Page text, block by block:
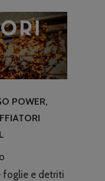
POWER,
foglie e detriti